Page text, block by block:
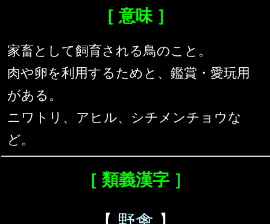
［ 意味 ］
家畜として飼育される鳥のこと。
肉や卵を利用するためと、鑑賞・愛玩用
がある。
ニワトリ、アヒル、シチメンチョウな
ど。
［ 類義漢字 ］